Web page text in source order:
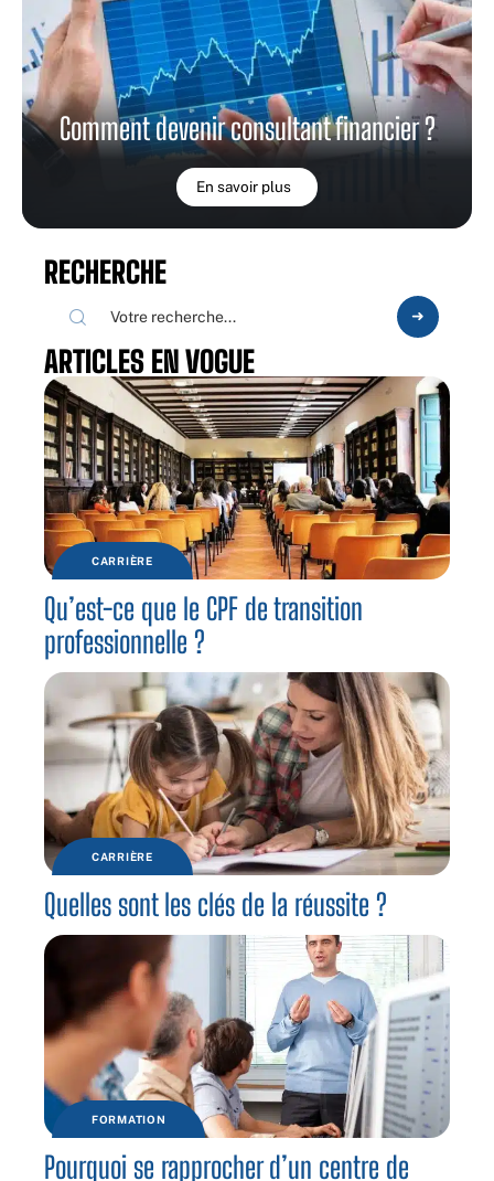
Comment devenir consultant financier ?
En savoir plus
RECHERCHE
ARTICLES EN VOGUE
CARRIÈRE
Qu’est-ce que le CPF de transition
professionnelle ?
CARRIÈRE
Quelles sont les clés de la réussite ?
FORMATION
Pourquoi se rapprocher d’un centre de